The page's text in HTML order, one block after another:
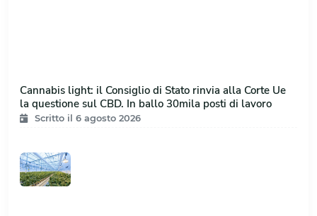
Cannabis light: il Consiglio di Stato rinvia alla Corte Ue
la questione sul CBD. In ballo 30mila posti di lavoro
Scritto il 6 agosto 2026